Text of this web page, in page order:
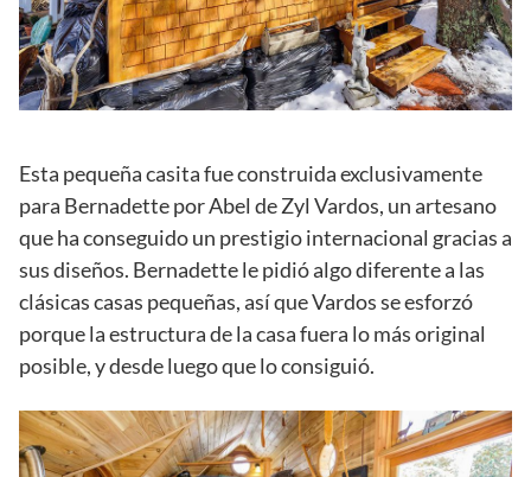
Esta pequeña casita fue construida exclusivamente
para Bernadette por Abel de Zyl Vardos, un artesano
que ha conseguido un prestigio internacional gracias a
sus diseños. Bernadette le pidió algo diferente a las
clásicas casas pequeñas, así que Vardos se esforzó
porque la estructura de la casa fuera lo más original
posible, y desde luego que lo consiguió.